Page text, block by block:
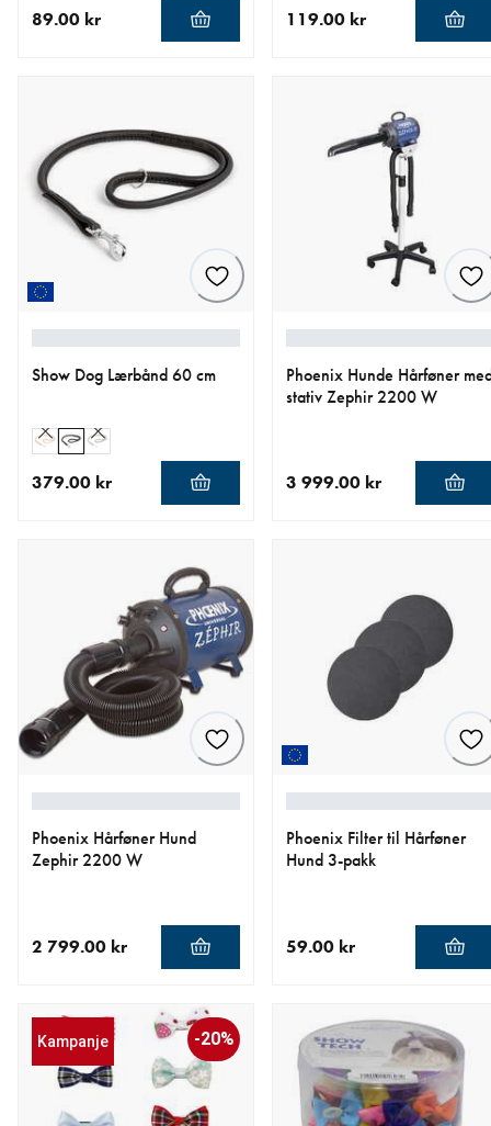
89.00 kr 119.00 kr
Show Dog Lærbånd 60 cm
379.00 kr
Phoenix Hunde Hårføner
stativ Zephir 2200 W
3 999.00 kr
Phoenix Hårføner Hund
Zephir 2200 W
2 799.00 kr
Phoenix Filter til Hårføner
Hund 3-pakk
59.00 kr
Kampanje -20%